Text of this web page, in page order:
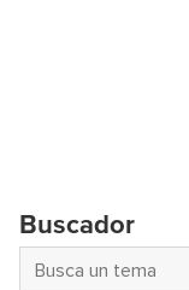
Buscador